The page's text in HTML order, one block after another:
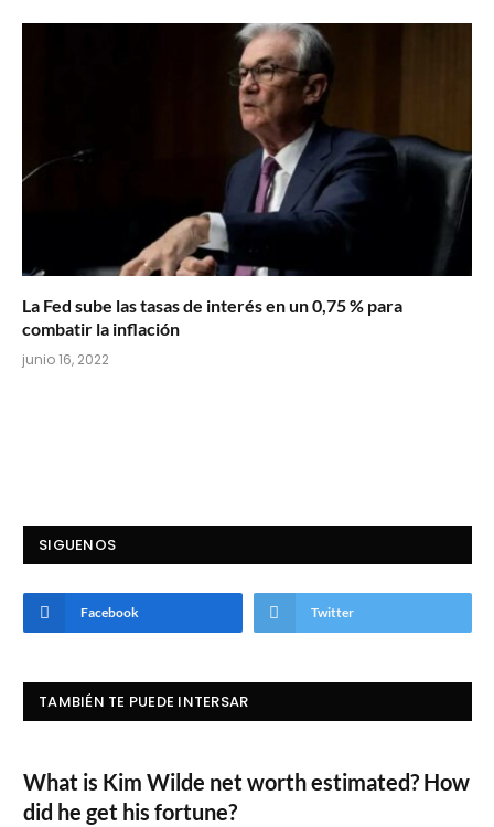
La Fed sube las tasas de interés en un 0,75 % para
combatir la inflación
junio 16, 2022
SIGUENOS
Facebook Twitter
TAMBIÉN TE PUEDE INTERSAR
What is Kim Wilde net worth estimated? How
did he get his fortune?